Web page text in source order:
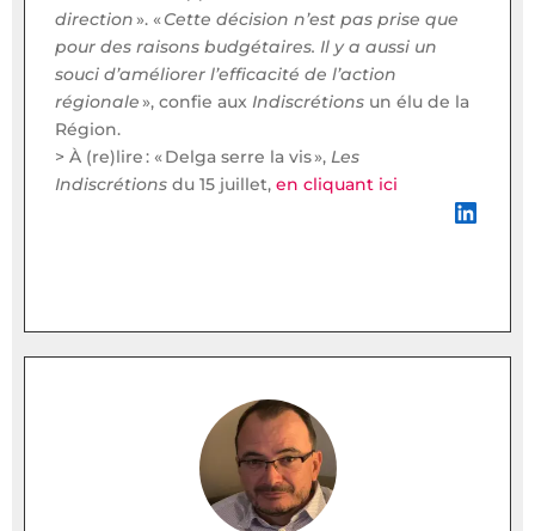
direction». «Cette décision n’est pas prise que
pour des raisons budgétaires. Il y a aussi un
souci d’améliorer l’efficacité de l’action
régionale», confie aux Indiscrétions un élu de la
Région.
> À (re)lire : « Delga serre la vis », Les
Indiscrétions du 15 juillet, en cliquant ici
LinkedIn